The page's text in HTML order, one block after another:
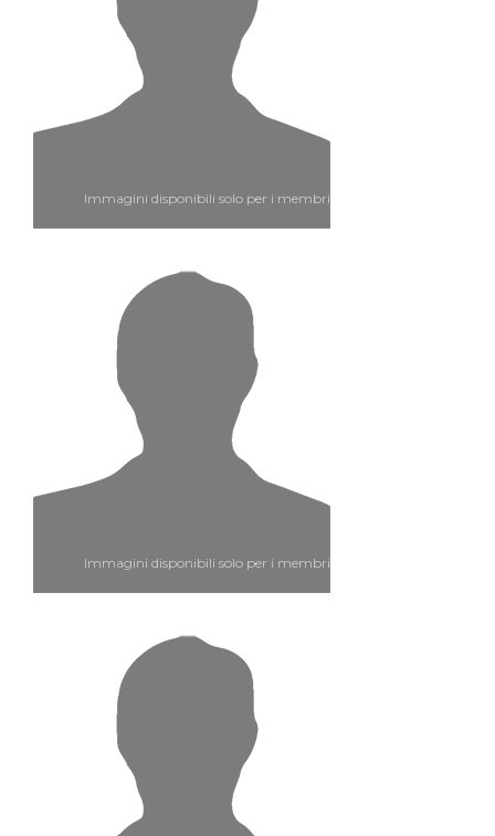
Immagini disponibili solo per i membri
Immagini disponibili solo per i membri